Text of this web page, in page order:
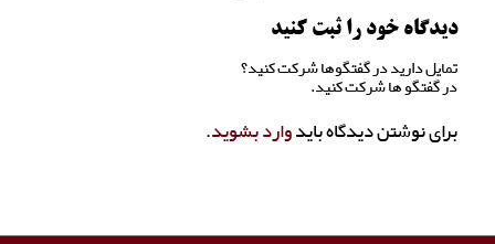
دیدگاه خود را ثبت کنید
تمایل دارید در گفتگوها شرکت کنید؟
در گفتگو ها شرکت کنید.
برای نوشتن دیدگاه بایدوارد بشوید.